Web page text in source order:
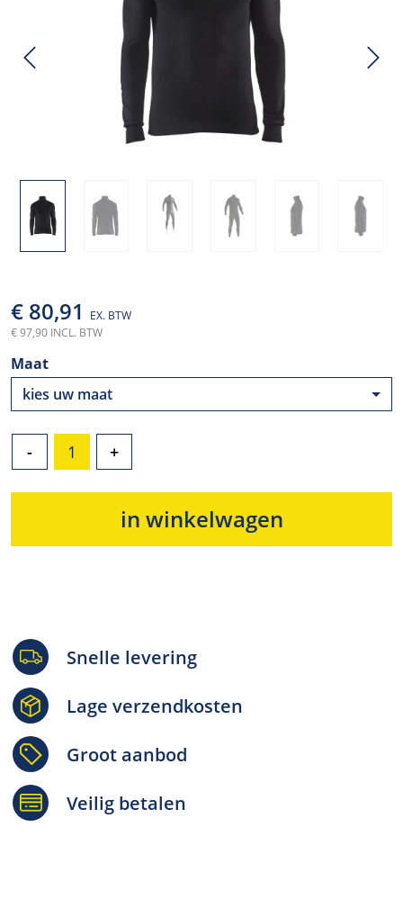
€ 80,91
EX. BTW
€ 97,90 INCL. BTW
Maat
kies uw maat
- +
in winkelwagen
Snelle levering
Lage verzendkosten
Groot aanbod
Veilig betalen